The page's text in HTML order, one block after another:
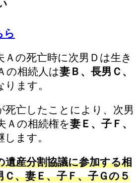
ら
Ａの死亡時に次男Ｄは生き
の相続人は妻Ｂ、長男Ｃ、
ます。
死亡したことにより、次男
Ａの相続権を妻Ｅ、子Ｆ、
ます。
遺産分割協議に参加する相
Ｃ、妻Ｅ、子Ｆ、子Ｇの５